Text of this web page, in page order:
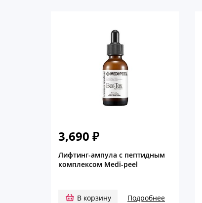
3,690 ₽
Лифтинг-ампула с пептидным
комплексом Medi-peel
В корзину Подробнее